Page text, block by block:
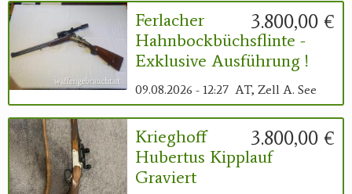
3.800,00 €
Ferlacher
Hahnbockbüchsflinte -
Exklusive Ausführung !
09.08.2026 - 12:27 AT, Zell A. See
3.800,00 €
Krieghoff
Hubertus Kipplauf
Graviert